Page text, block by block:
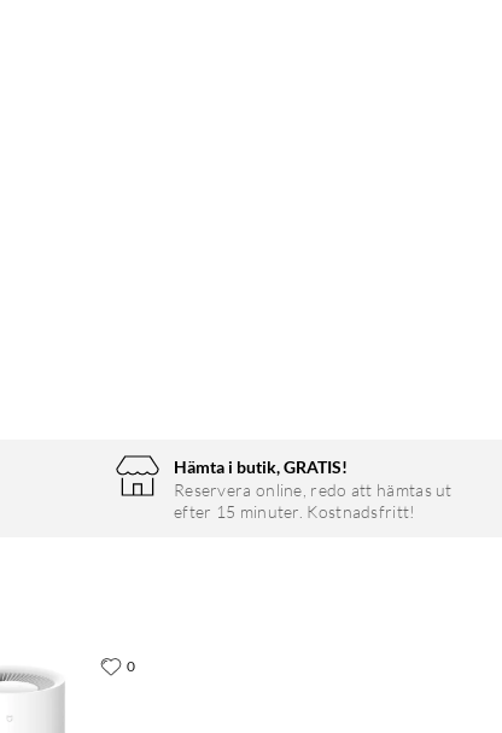
Hämta i butik, GRATIS!
Reservera online, redo att hämtas ut
efter 15 minuter. Kostnadsfritt!
0